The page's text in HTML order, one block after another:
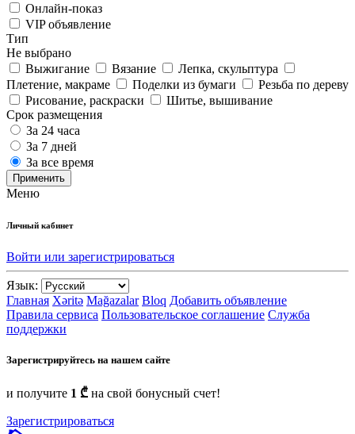
Онлайн-показ
VIP объявление
Тип
Не выбрано
Выжигание
Вязание
Лепка, скульптура
Плетение, макраме
Поделки из бумаги
Резьба по дереву
Рисование, раскраски
Шитье, вышивание
Срок размещения
За 24 часа
За 7 дней
За все время
Применить
Меню
Личный кабинет
Войти или зарегистрироваться
Язык:
Главная Xəritə Mağazalar Bloq Добавить объявление
Правила сервиса Пользовательское соглашение Служба
поддержки
Зарегистрируйтесь на нашем сайте
и получите 1 ₾ на свой бонусный счет!
Зарегистрироваться